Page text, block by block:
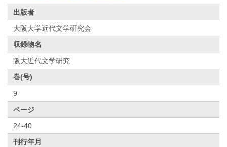
出版者
大阪大学近代文学研究会
収録物名
阪大近代文学研究
巻(号)
9
ページ
24-40
刊行年月